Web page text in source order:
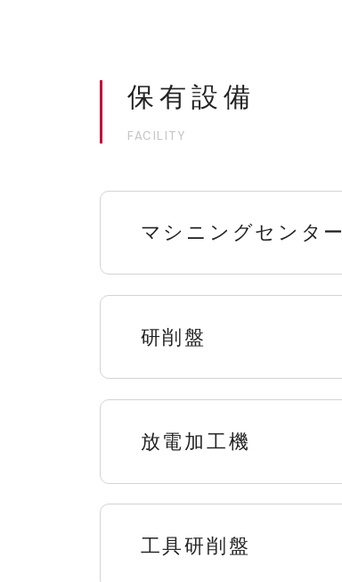
保有設備
FACILITY
マシニングセンター
研削盤
放電加工機
工具研削盤